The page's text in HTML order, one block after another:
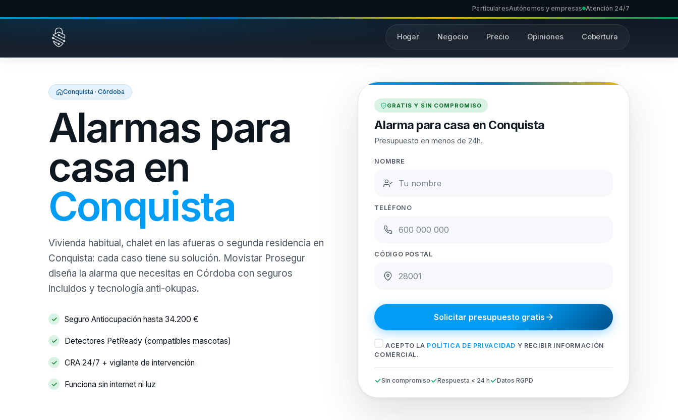
ParticularesAutónomos y empresas Atención 24/7
Hogar Negocio Precio Opiniones Cobertura
Conquista · Córdoba
Alarmas para
casa en
Conquista
Vivienda habitual, chalet en las afueras o segunda residencia en
Conquista: cada caso tiene su solución. Movistar Prosegur
diseña la alarma que necesitas en Córdoba con seguros
incluidos y tecnología anti-okupas.
Seguro Antiocupación hasta 34.200 €
Detectores PetReady (compatibles mascotas)
CRA 24/7 + vigilante de intervención
Funciona sin internet ni luz
GRATIS Y SIN COMPROMISO
Alarma para casa en Conquista
Presupuesto en menos de 24h.
NOMBRE
TELÉFONO
CÓDIGO POSTAL
Solicitar presupuesto gratis
ACEPTO LA POLÍTICA DE PRIVACIDAD Y RECIBIR INFORMACIÓN
COMERCIAL.
Sin compromiso Respuesta < 24 h Datos RGPD